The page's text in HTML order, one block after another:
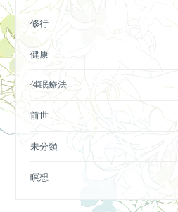
修行
健康
催眠療法
前世
未分類
瞑想